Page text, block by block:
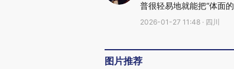
普很轻易地就能把“体面
2026-01-27 11:48 · 四川
图片推荐